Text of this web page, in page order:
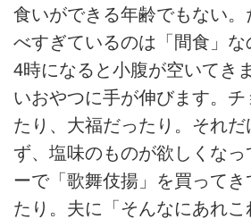
食いができる年齢でもない
べすぎているのは「間食」
4時になると小腹が空いてき
いおやつに手が伸びます。チ
たり、大福だったり。それだ
ず、塩味のものが欲しくな
ーで「歌舞伎揚」を買って
たり。夫に「そんなにあれこ